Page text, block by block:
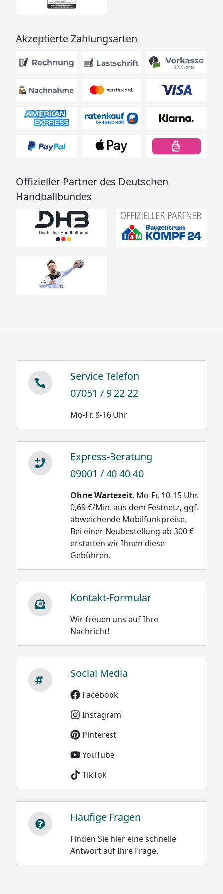
*max. Dachlast; ** relevante Schneelast auf dem
Schneelasten /Windlast
Der Aufbau des Carports ist in Windlastzone 3 und
4 nicht zulässig (
Windzonenkarte
verschiedenen Schneelastversionen angeboten,
um den regional unterschiedlichen Anforderungen
gerecht zu werden. Dabei bedeutet der Wert
si=max. Dachlast und sk= relevante Schneelast auf
dem Boden nach DIN 1055 / EN1991, Teil 1-4.
folgender Hinweis:
Eigenschaften bewirken optimales
Abrutschverhalten bei geringster
Sonneneinwirkung, selbst bei diffusem Licht.
vor Erreichen des angegebenen Schneelastwertes
zu räumen.
Schneegewichte:
Neuschnee trocken
und locker 30 bis 50
kg/m³
Neuschnee schwach
Neuschnee stark
gebunden 100 bis 200
kg/m³
Altschnee trocken
200 bis 400 kg/m³
Altschnee feucht
nass 300 bis 500
kg/m³
Damit wäre die
Belastung bei einer
Schneehöhe
von 20 cm oder 0,2 m
500 kg/m³ x 0,2 m =
100 kg /m²
Sie können natürlich sowohl dieses, als auch alle
weiteren Modelle der XIMAX Carport-
Konstruktionen, ideal als Terrassenüberdachung
nutzen.
Akzeptierte Zahlungsarten
Offizieller Partner des Deutschen
Handballbundes
Service Telefon
07051 / 9 22 22
Mo-Fr. 8-16 Uhr
Express-Beratung
09001 / 40 40 40
Ohne Wartezeit. Mo-Fr. 10-15 Uhr.
0,69 €/Min. aus dem Festnetz, ggf.
abweichende Mobilfunkpreise.
Bei einer Neubestellung ab 300 €
erstatten wir Ihnen diese
Gebühren.
Kontakt-Formular
Wir freuen uns auf Ihre
Nachricht!
Social Media
Facebook
Instagram
Pinterest
YouTube
TikTok
Häufige Fragen
Finden Sie hier eine schnelle
Antwort auf Ihre Frage.